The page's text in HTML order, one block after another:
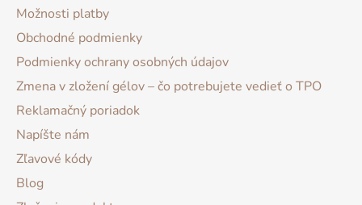
Možnosti platby
Obchodné podmienky
Podmienky ochrany osobných údajov
Zmena v zložení gélov – čo potrebujete vedieť o TPO
Reklamačný poriadok
Napíšte nám
Zľavové kódy
Blog